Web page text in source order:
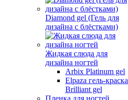
Diamond gel (Гель для
дизайна с блёстками)
Жидкая слюда для
дизайна ногтей
Arbix Platinum gel
Elpaza гель-краска
Brilliant gel
Пленка для ногтей